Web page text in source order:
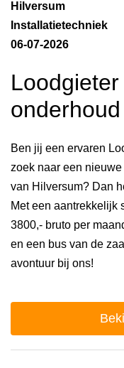
Hilversum
Installatietechniek
06-07-2026
onderhoud
Ben jij een ervaren
zoek naar een
van Hilversum? Dan
Met een aantrekkelijk
3800,- bruto per
en een bus van de
avontuur bij ons!